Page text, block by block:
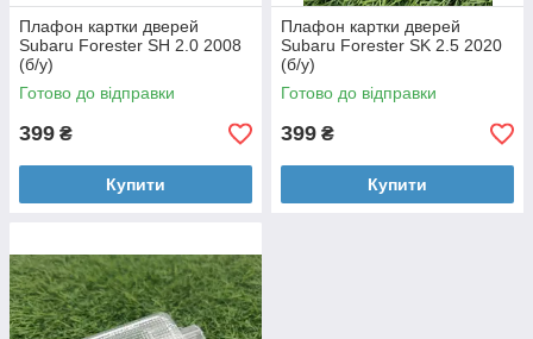
Плафон картки дверей
Subaru Forester SH 2.0 2008
(б/у)
Готово до відправки
399 ₴
Купити
Плафон картки дверей
Subaru Forester SK 2.5 2020
(б/у)
Готово до відправки
399 ₴
Купити